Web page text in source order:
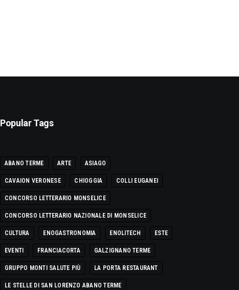
Popular Tags
ABANO TERME ARTE ASIAGO
CAVAION VERONESE CHIOGGIA COLLI EUGANEI
CONCORSO LETTERARIO MONSELICE
CONCORSO LETTERARIO NAZIONALE DI MONSELICE
CULTURA ENOGASTRONOMIA ENOLITECH ESTE
EVENTI FRANCIACORTA GALZIGNANO TERME
GRUPPO MONTI SALUTE PIÙ LA PORTA RESTAURANT
LE STELLE DI SAN LORENZO ABANO TERME